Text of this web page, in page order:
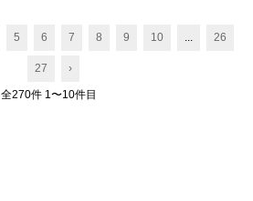
5 6 7 8 9 10 ... 26
27 ›
全270件 1〜10件目